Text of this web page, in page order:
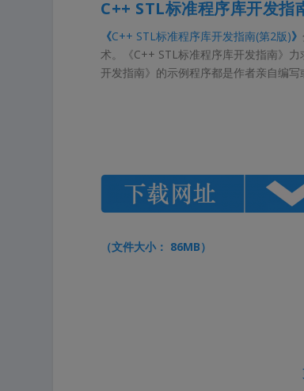
C++ STL标准程序库开发指
《C++ STL标准程序库开发指南(第2版)》
术。《C++ STL标准程序库开发指南》
开发指南》的示例程序都是作者亲自编
（文件大小： 86MB）